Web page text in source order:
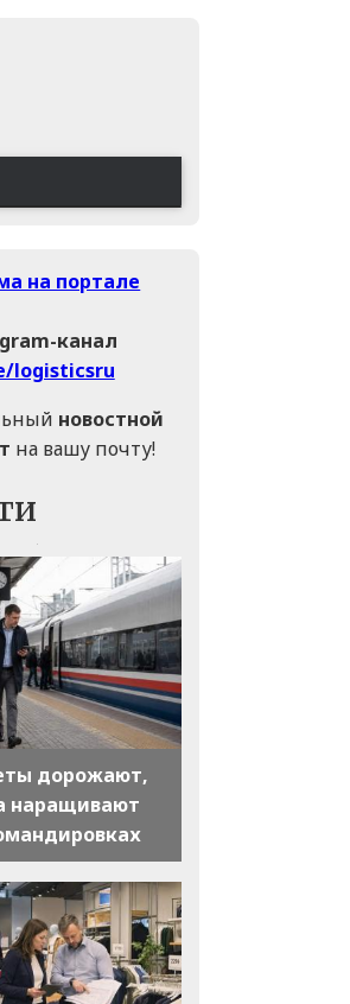
на портале
канал
logisticsru
новостной
на вашу почту!
дорожают,
наращивают